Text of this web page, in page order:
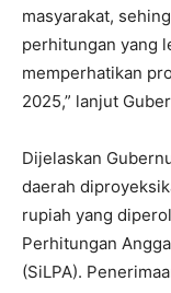
masyarakat,
perhitungan yang
memperhatikan
2025,” lanjut
Dijelaskan
daerah
rupiah yang
Perhitungan
(SiLPA).